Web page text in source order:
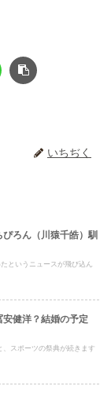
いちぢく
ぴろん（川猿千皓）馴
というニュースが飛び込ん
健洋？結婚の予定
スポーツの祭典が続きます